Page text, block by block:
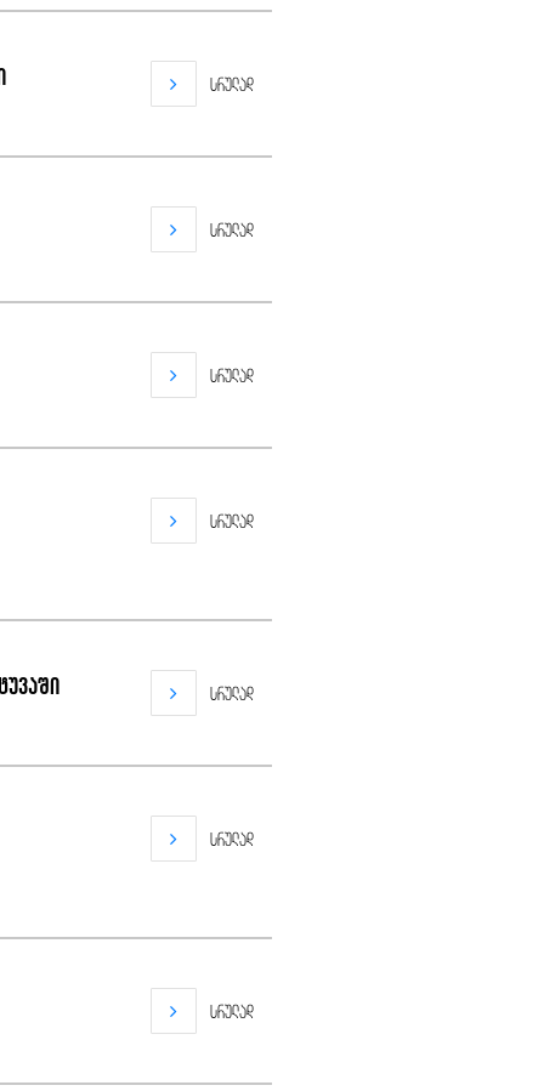
სრულად
სრულად
სრულად
სრულად
სრულად
სრულად
სრულად